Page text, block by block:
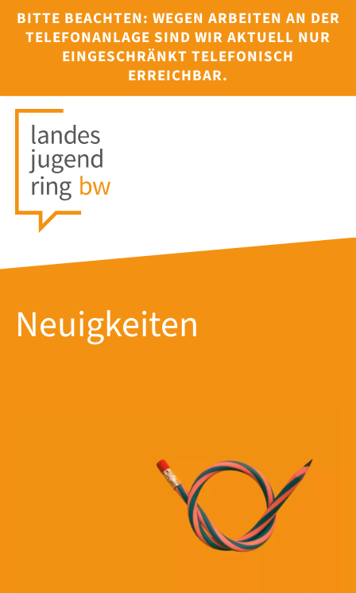
BITTE BEACHTEN: WEGEN ARBEITEN AN DER
TELEFONANLAGE SIND WIR AKTUELL NUR
EINGESCHRÄNKT TELEFONISCH
ERREICHBAR.
Neuigkeiten